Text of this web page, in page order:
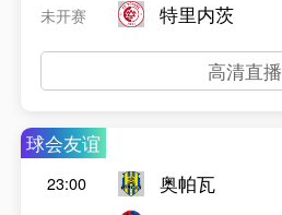
未开赛
特里内茨
高清直播
球会友谊
23:00
奥帕瓦